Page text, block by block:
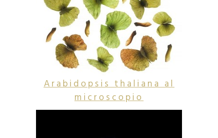
Arabidopsis thaliana al
microscopio